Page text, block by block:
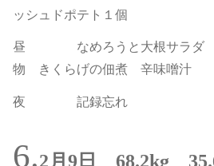
ッシュドポテト１個
昼 なめろうと大根サラダ キ
物 きくらげの佃煮 辛味噌汁
夜 記録忘れ
2月9日 68.2kg